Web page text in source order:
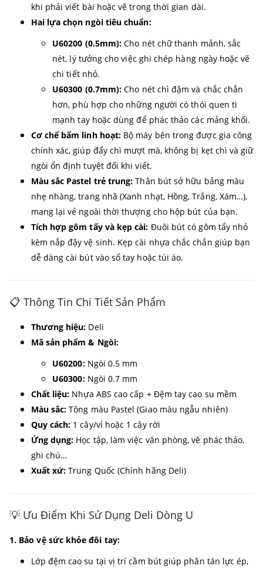
khi phải viết bài hoặc vẽ trong thời gian dài.
Hai lựa chọn ngòi tiêu chuẩn:
U60200 (0.5mm): Cho nét chữ thanh mảnh, sắc
nét, lý tưởng cho việc ghi chép hàng ngày hoặc vẽ
chi tiết nhỏ.
U60300 (0.7mm): Cho nét chì đậm và chắc chắn
hơn, phù hợp cho những người có thói quen tì
mạnh tay hoặc dùng để phác thảo các mảng khối.
Cơ chế bấm linh hoạt: Bộ máy bên trong được gia công
chính xác, giúp đẩy chì mượt mà, không bị kẹt chì và giữ
ngòi ổn định tuyệt đối khi viết.
Màu sắc Pastel trẻ trung: Thân bút sở hữu bảng màu
nhẹ nhàng, trang nhã (Xanh nhạt, Hồng, Trắng, Xám…),
mang lại vẻ ngoài thời thượng cho hộp bút của bạn.
Tích hợp gôm tẩy và kẹp cài: Đuôi bút có gôm tẩy nhỏ
kèm nắp đậy vệ sinh. Kẹp cài nhựa chắc chắn giúp bạn
dễ dàng cài bút vào sổ tay hoặc túi áo.
📋 Thông Tin Chi Tiết Sản Phẩm
Thương hiệu: Deli
Mã sản phẩm & Ngòi:
U60200:Ngòi 0.5 mm
U60300:Ngòi 0.7 mm
Chất liệu: Nhựa ABS cao cấp + Đệm tay cao su mềm
Màu sắc: Tông màu Pastel (Giao màu ngẫu nhiên)
Quy cách: 1 cây/vỉ hoặc 1 cây rời
Ứng dụng: Học tập, làm việc văn phòng, vẽ phác thảo,
ghi chú…
Xuất xứ: Trung Quốc (Chính hãng Deli)
💡 Ưu Điểm Khi Sử Dụng Deli Dòng U
1. Bảo vệ sức khỏe đôi tay:
Lớp đệm cao su tại vị trí cầm bút giúp phân tán lực ép,